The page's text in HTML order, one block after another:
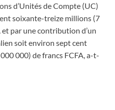
d’Unités de Compte (UC)
soixante-treize millions (7
par une contribution d’un
soit environ sept cent
000) de francs FCFA, a-t-